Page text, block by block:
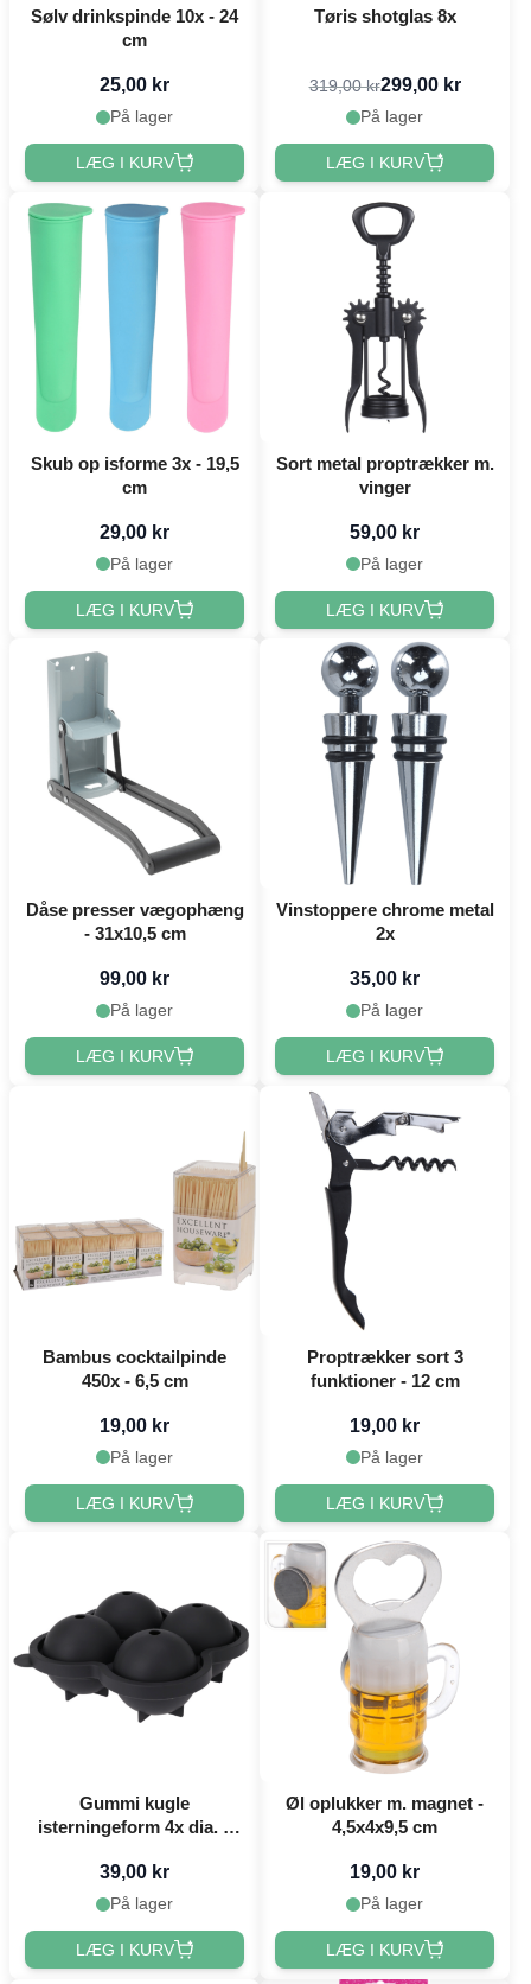
Sølv drinkspinde 10x - 24
cm
25,00 kr
På lager
LÆG I KURV
Tøris shotglas 8x
319,00 kr299,00 kr
På lager
LÆG I KURV
Skub op isforme 3x - 19,5
cm
29,00 kr
På lager
LÆG I KURV
Sort metal proptrækker m.
vinger
59,00 kr
På lager
LÆG I KURV
Dåse presser vægophæng
- 31x10,5 cm
99,00 kr
På lager
LÆG I KURV
Vinstoppere chrome metal
2x
35,00 kr
På lager
LÆG I KURV
Bambus cocktailpinde
450x - 6,5 cm
19,00 kr
På lager
LÆG I KURV
Proptrækker sort 3
funktioner - 12 cm
19,00 kr
På lager
LÆG I KURV
Gummi kugle
isterningeform 4x dia. 7
39,00 kr
På lager
LÆG I KURV
Øl oplukker m. magnet -
4,5x4x9,5 cm
19,00 kr
På lager
LÆG I KURV